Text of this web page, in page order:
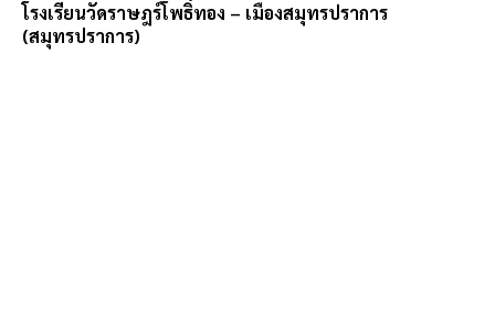
โรงเรียนวัดราษฎร์โพธิ์ทอง – เมืองสมุทรปราการ
(สมุทรปราการ)